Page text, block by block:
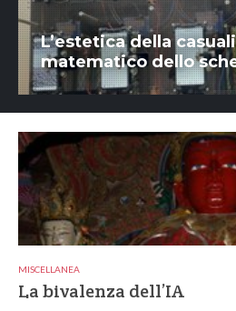
L’estetica della
matematico dello
MISCELLANEA
La bivalenza dell’IA